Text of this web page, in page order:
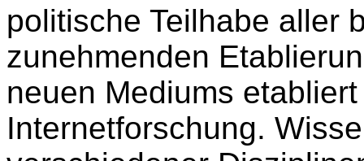
politische Teilhabe aller
zunehmenden
neuen Mediums
Internetforschung.